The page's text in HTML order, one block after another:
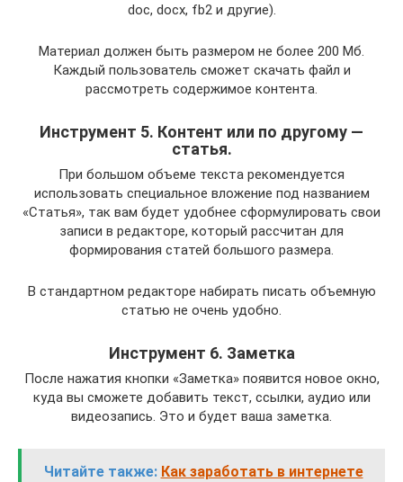
doc, docx, fb2 и другие).
Материал должен быть размером не более 200 Мб.
Каждый пользователь сможет скачать файл и
рассмотреть содержимое контента.
Инструмент 5. Контент или по другому —
статья.
При большом объеме текста рекомендуется
использовать специальное вложение под названием
«Статья», так вам будет удобнее сформулировать свои
записи в редакторе, который рассчитан для
формирования статей большого размера.
В стандартном редакторе набирать писать объемную
статью не очень удобно.
Инструмент 6. Заметка
После нажатия кнопки «Заметка» появится новое окно,
куда вы сможете добавить текст, ссылки, аудио или
видеозапись. Это и будет ваша заметка.
Читайте также: Как заработать в интернете